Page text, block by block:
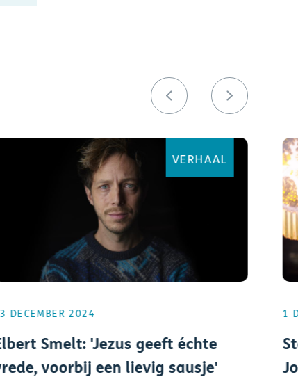
VERHAAL
DECEMBER 2024
Smelt: 'Jezus geeft échte
voorbij een lievig sausje'
1